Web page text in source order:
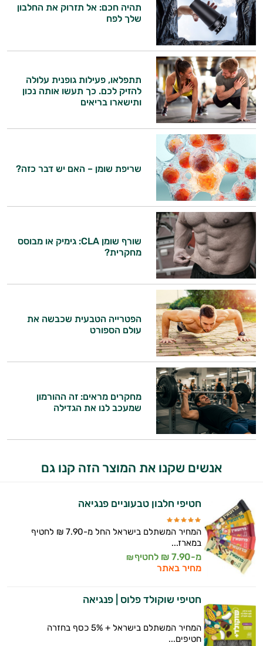
משקאות
לספורטאים
תהיה חכם: אל תזרוק את החלבון
שלך לפח
תתפלאו, פעילות גופנית עלולה
להזיק לכם. כך תעשו אותה נכון
ותישארו בריאים
שריפת שומן – האם יש דבר כזה?
שורף שומן CLA: גימיק או מבוסס
מחקרית?
הפטרייה הטבעית שכבשה את
עולם הספורט
מחקרים מראים: זה ההורמון
שמעכב לנו את הגדילה
אנשים שקנו את המוצר הזה קנו גם
חטיפי חלבון טבעוניים פנגיאה
המחיר המשתלם בישראל החל מ-7.90 ₪ לחטיף
במארז...
מ-7.90 ₪ לחטיף ₪
מחיר באתר
חטיפי שוקולד פלוס | פנגיאה
המחיר המשתלם בישראל + 5% כסף בחזרה
חטיפים...
היי,
אני יועץ הבריאות האישי AI של טבע בריא.
התשובות שלי מבוססות על מאגרי מידע קליניים
וספרות מקצועית בתחומי הרפואה הטבעית
ותזונת הספורט.
אני כאן כדי לעזור לך להתאים את תוספי
התזונה ומוצרי הבריאות המדויקים למטרות
ולמצב הגופני שלך, ולהסביר לך אילו רכיבים
עובדים יחד כדי למקסם תוצאות גם בחיי היום
יום וגם בתחום הכושר והספורט.
המטרה שלי היא להתאים עבורך המלצות
אישיות מבוססות מדעית.
זה הזמן להתחיל. איך אוכל לעזור?